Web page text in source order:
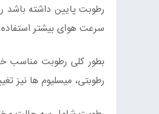
رطوبت پایین داشته باشد
سرعت هوای بیشتر
بطور کلی رطوبت مناسب
رطوبتی، میسلیوم ها نیز